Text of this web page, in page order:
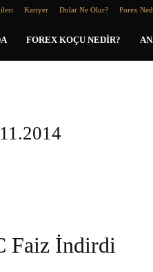
Kariyer Dolar Ne Olur? Forex
FOREX KOÇU NEDIR?
Faiz İndirdi